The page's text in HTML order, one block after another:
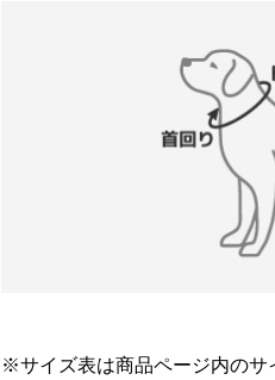
※サイズ表は商品ページ内のサ